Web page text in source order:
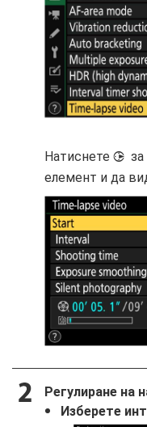
Натиснете 2
елемент и да
Регулиране на
Изберете